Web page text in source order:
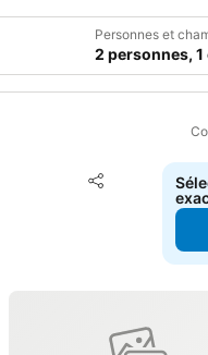
Personnes et
2 personnes,
Partager
Ajouter à